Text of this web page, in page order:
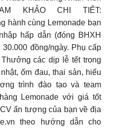
KHẢO CHI TIẾT:
hành cùng Lemonade bạn
hấp dẫn (đóng BHXH
đồng/ngày. Phụ cấp
các dịp lễ tết trong
ốm đau, thai sản, hiếu
trình đào tạo và team
Lemonade với giá tốt
ấn tượng của bạn về địa
theo hướng dẫn cho